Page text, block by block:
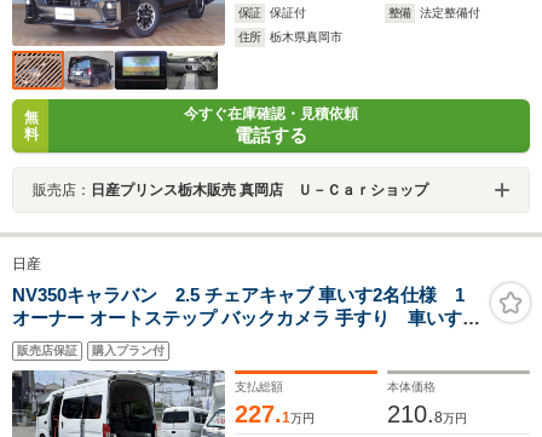
保証
保証付 整備
法定整備付
住所
栃木県真岡市
無
料
今すぐ在庫確認・見積依頼
電話する
販売店： 日産プリンス栃木販売 真岡店 Ｕ－Ｃａｒショップ
日産
NV350キャラバン 2.5 チェアキャブ 車いす2名仕様 1
オーナー オートステップ バックカメラ 手すり 車いす電
動固定装置 キーレス パワーウィンドウ プライバシ
ーガラス 電動格納ミラー 取り扱い説明書 保証書
記録簿付き
販売店保証 購入プラン付
支払総額
227.1万円
本体価格
210.8万円